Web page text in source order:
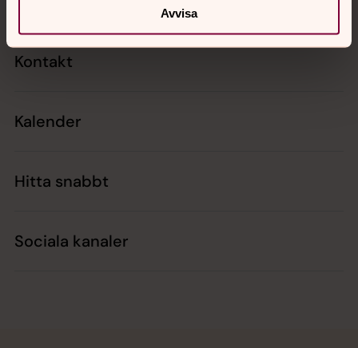
Avvisa
Kontakt
Kalender
Hitta snabbt
Sociala kanaler